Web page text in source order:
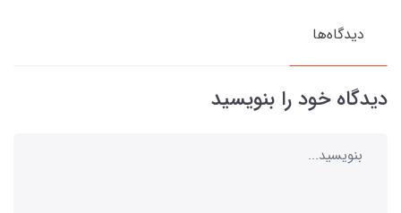
دیدگاه‌ها
دیدگاه خود را بنویسید